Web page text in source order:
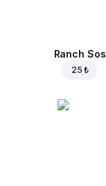
Ranch Sos
25 ₺